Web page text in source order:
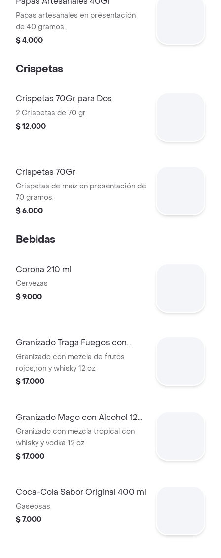
Papas artesanales en presentación
de 40 gramos.
$ 4.000
Crispetas
Crispetas 70Gr para Dos
2 Crispetas de 70 gr
$ 12.000
Crispetas 70Gr
Crispetas de maíz en presentación de
70 gramos.
$ 6.000
Bebidas
Corona 210 ml
Cervezas
$ 9.000
Granizado Traga Fuegos con
Alcohol 12 Oz
Granizado con mezcla de frutos
rojos,ron y whisky 12 oz
$ 17.000
Granizado Mago con Alcohol 12
Oz
Granizado con mezcla tropical con
whisky y vodka 12 oz
$ 17.000
Coca-Cola Sabor Original 400 ml
Gaseosas.
$ 7.000